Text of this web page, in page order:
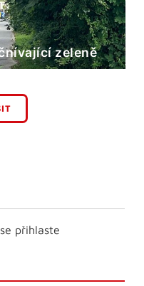
zeleně
přihlaste